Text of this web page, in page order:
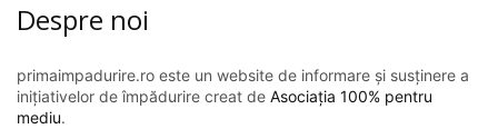
Despre noi
primaimpadurire.ro este un website de informare și susținere a
inițiativelor de împădurire creat de Asociația 100% pentru
mediu.